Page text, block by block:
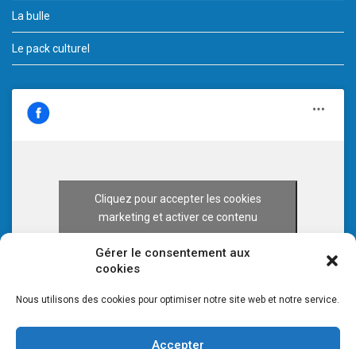
Gérer le consentement aux
cookies
Nous utilisons des cookies pour optimiser notre site web et notre service.
Accepter
La bulle
Le pack culturel
Cliquez pour accepter les cookies
marketing et activer ce contenu